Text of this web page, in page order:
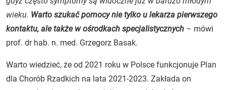
wieku. Warto szukać pomocy nie tylko u lekarza pierwszego
kontaktu, ale także w ośrodkach specjalistycznych – mówi
prof. dr hab. n. med. Grzegorz Basak.
Warto wiedzieć, że od 2021 roku w Polsce funkcjonuje Plan
dla Chorób Rzadkich na lata 2021-2023. Zakłada on